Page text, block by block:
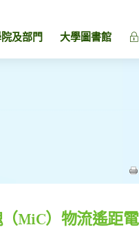
及部門 大學圖書館
MiC）物流遙距